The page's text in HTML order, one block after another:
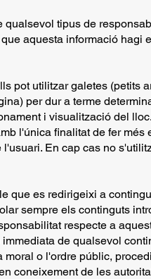
tipus de
aquesta informació hagi
pot utilitzar galetes (petits
per dur a terme
i visualització del
l'única finalitat de fer
En cap cas no
que es redirigeixi a
sempre els continguts
respecte a
de qualsevol
o l'ordre públic,
coneixement de les